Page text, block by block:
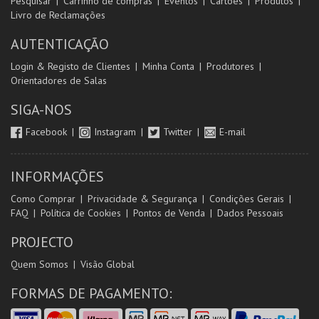
Livro de Reclamações
AUTENTICAÇÃO
Login & Registo de Clientes Minha Conta
Produtores
Orientadores de Salas
SIGA-NOS
Facebook Instagram Twitter E-mail
INFORMAÇÕES
Como Comprar Privacidade & Segurança
Condições Gerais
FAQ
Política de Cookies Pontos de Venda Dados Pessoais
PROJECTO
Quem Somos Visão Global
FORMAS DE PAGAMENTO: